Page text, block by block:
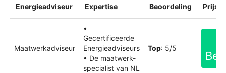
Energieadviseur Expertise Beoordeling
Maatwerkadviseur
•
Gecertificeerde
Energieadviseurs
• De maatwerk-
specialist van NL
Top: 5/5